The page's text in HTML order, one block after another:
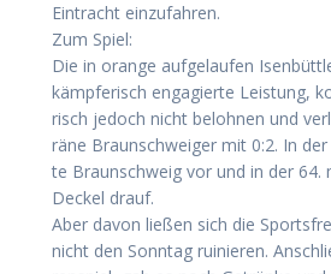
Ein­tracht ein­zu­fah­ren.
Zum Spiel:
Die in oran­ge auf­ge­lau­fen
kämp­fe­risch enga­gier­te Leis­tung,
risch jedoch nicht beloh­nen und
rä­ne Braun­schwei­ger mit 0:2. In
te Braun­schweig vor und in der 64.
Deckel drauf.
Aber davon lie­ßen sich die
nicht den Sonn­tag rui­nie­ren.